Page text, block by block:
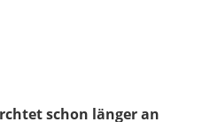
schon länger an